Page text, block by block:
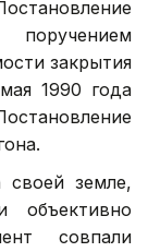
закрытия
1990 года
земле,
совпали